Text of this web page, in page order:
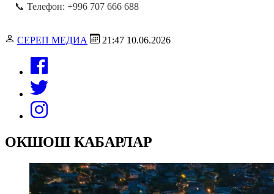
📞 Телефон: +996 707 666 688
СЕРЕП МЕДИА 21:47 10.06.2026
ОКШОШ КАБАРЛАР